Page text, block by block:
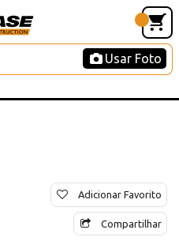
Usar Foto
Adicionar Favorito
Compartilhar